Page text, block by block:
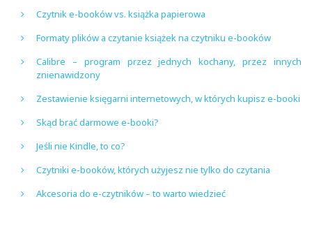
Czytnik e-booków vs. książka papierowa
Formaty plików a czytanie książek na czytniku e-booków
Calibre – program przez jednych kochany, przez innych
znienawidzony
Zestawienie księgarni internetowych, w których kupisz e-booki
Skąd brać darmowe e-booki?
Jeśli nie Kindle, to co?
Czytniki e-booków, których użyjesz nie tylko do czytania
Akcesoria do e-czytników – to warto wiedzieć